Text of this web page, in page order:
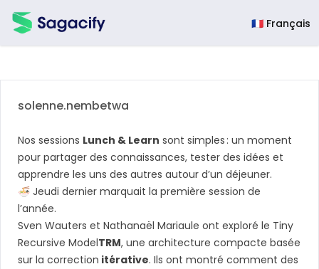
Sagacify 🇫🇷 Français
solenne.nembetwa
Nos sessions Lunch & Learn sont simples : un moment
pour partager des connaissances, tester des idées et
apprendre les uns des autres autour d’un déjeuner.
🍜 Jeudi dernier marquait la première session de
l’année.
Sven Wauters et Nathanaël Mariaule ont exploré le Tiny
Recursive ModelTRM, une architecture compacte basée
sur la correction itérative. Ils ont montré comment des